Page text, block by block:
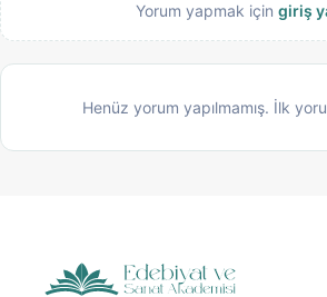
Yorum yapmak için giriş
Henüz yorum yapılmamış. İlk